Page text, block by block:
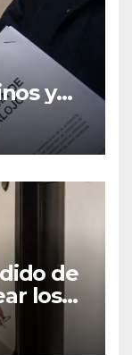
y
que
la
de
los
de la